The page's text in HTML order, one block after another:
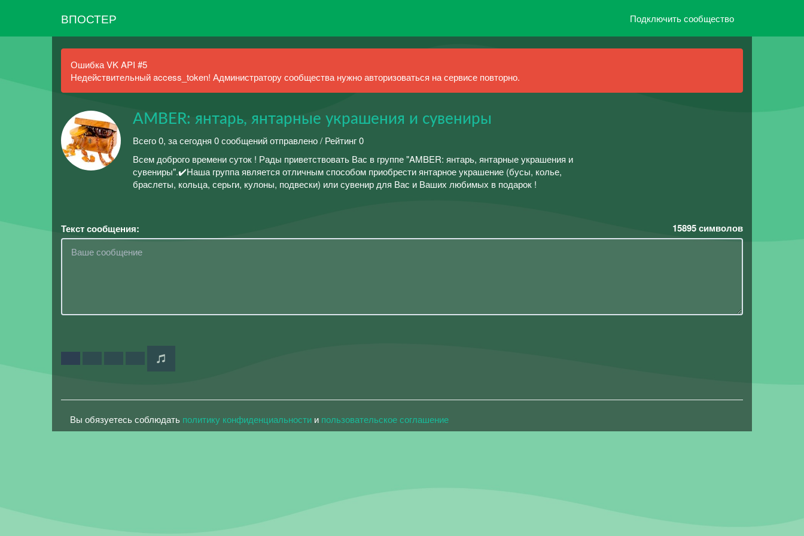
ВПОСТЕР Подключить сообщество
Ошибка VK API #5
Недействительный access_token! Администратору сообщества нужно авторизоваться на сервисе повторно.
AMBER: янтарь, янтарные украшения и сувениры
Всего 0, за сегодня 0 сообщений отправлено / Рейтинг 0
Всем доброго времени суток ! Рады приветствовать Вас в группе "AMBER: янтарь, янтарные украшения и
сувениры".✔️Наша группа является отличным способом приобрести янтарное украшение (бусы, колье,
браслеты, кольца, серьги, кулоны, подвески) или сувенир для Вас и Ваших любимых в подарок !
Текст сообщения: 15895символов
Вы обязуетесь соблюдать политику конфиденциальности и пользовательское соглашение